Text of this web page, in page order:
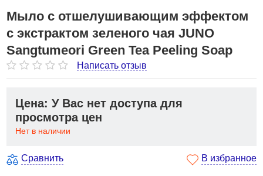
Мыло с отшелушивающим эффектом
с экстрактом зеленого чая JUNO
Sangtumeori Green Tea Peeling Soap
Написать отзыв
Цена: У Вас нет доступа для
просмотра цен
Нет в наличии
Сравнить В избранное